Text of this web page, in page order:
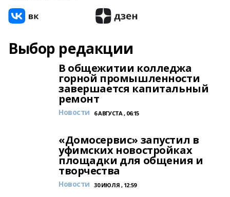
Выбор редакции
В общежитии колледжа
горной промышленности
завершается капитальный
ремонт
Новости 6 АВГУСТА , 06:15
«Домосервис» запустил в
уфимских новостройках
площадки для общения и
творчества
Новости 30 ИЮЛЯ , 12:59